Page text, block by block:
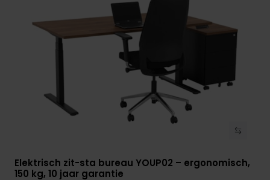
Bekijk product
Elektrisch zit-sta bureau YOUP02 – ergonomisch,
150 kg, 10 jaar garantie